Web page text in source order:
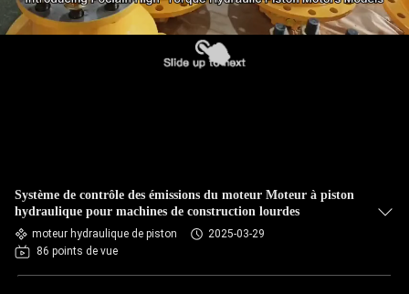
Système de contrôle des émissions du moteur Moteur à piston
hydraulique pour machines de construction lourdes
moteur hydraulique de piston
2025-03-29
86 points de vue